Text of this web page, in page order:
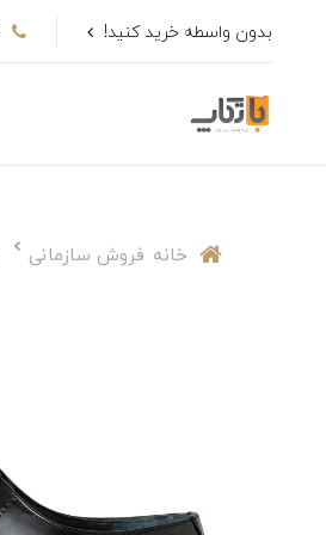
بدون واسطه خرید کنید!
خانه فروش سازمانی